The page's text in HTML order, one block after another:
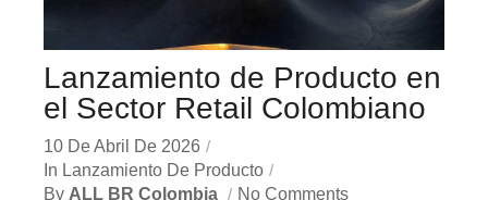
Lanzamiento de Producto en
el Sector Retail Colombiano
10 De Abril De 2026
In Lanzamiento De Producto
By ALL BR Colombia No Comments